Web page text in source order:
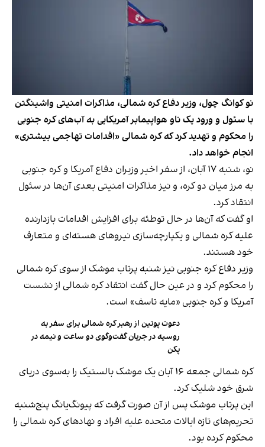
نو کوانگ چول، وزیر دفاع کره شمالی، مذاکرات امنیتی واشینگتن
با سئول و ورود یک ناو هواپیمابر آمریکایی به آب‌های کره جنوبی
را محکوم و تهدید کرد که کره شمالی «اقدامات تهاجمی بیشتری»
انجام خواهد داد.
نو، شنبه ۱۷ آبان، از سفر اخیر وزیران دفاع آمریکا و کره جنوبی
به مرز میان دو کره، و نیز مذاکرات امنیتی بعدی آن‌ها در سئول
انتقاد کرد.
او گفت که آن‌ها در حال توطئه برای افزایش اقدامات بازدارنده
علیه کره شمالی و یکپارچه‌سازی نیروهای هسته‌ای و متعارف
خود هستند.
وزیر دفاع کره جنوبی نیز شنبه پرتاب موشک از سوی کره شمالی
را محکوم کرد و در عین حال گفت انتقاد کره شمالی از نشست
آمریکا و کره جنوبی «مایه‌ تاسف» است.
دعوت پوتین از رهبر کره شمالی برای سفر به
روسیه در جریان گفت‌وگوی دو ساعت و نیمه در
پکن
کره شمالی جمعه ۱۶ آبان یک موشک بالستیک را به‌سوی دریای
شرق خود شلیک کرد.
این پرتاب موشک پس از آن‌ صورت گرفت که پیونگ‌یانگ پنج‌شنبه
تحریم‌های تازه‌ ایالات متحده علیه افراد و نهادهای کره شمالی را
محکوم کرده بود.